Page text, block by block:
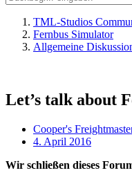
TML-Studios
Fernbus Simulator
Allgemeine
Let’s talk about
Cooper's
4. April 2016
Wir schließen dieses